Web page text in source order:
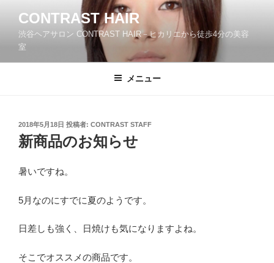
ツ
CONTRAST HAIR
渋谷ヘアサロン CONTRAST HAIR－ヒカリエから徒歩4分の美容
室
メニュー
投
稿
日:
2018年5月18日 投稿者: CONTRAST STAFF
新商品のお知らせ
暑いですね。
5月なのにすでに夏のようです。
日差しも強く、日焼けも気になりますよね。
そこでオススメの商品です。